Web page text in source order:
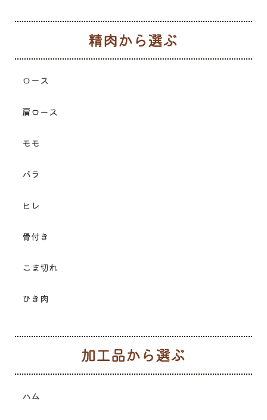
ロース
肩ロース
モモ
バラ
ヒレ
骨付き
こま切れ
ひき肉
ハム